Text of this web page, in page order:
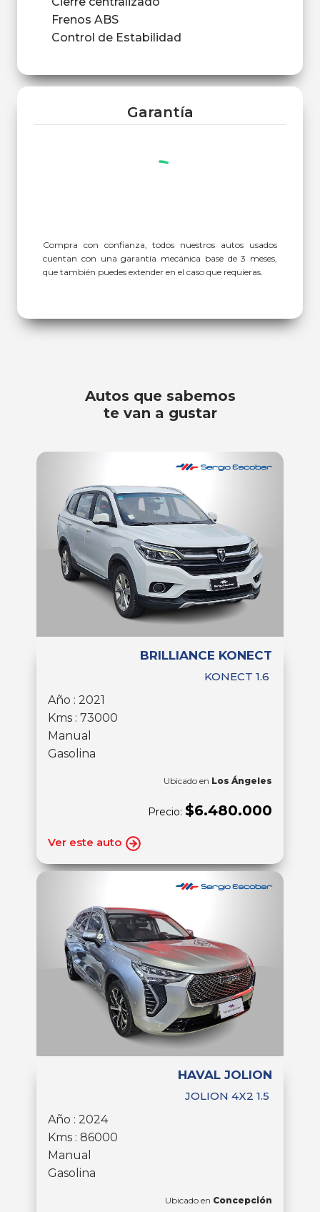
Frenos ABS
Control de Estabilidad
Garantía
Compra con confianza, todos nuestros autos usados
cuentan con una garantía mecánica base de 3 meses,
que también puedes extender en el caso que requieras.
Autos que sabemos
te van a gustar
BRILLIANCE KONECT
KONECT 1.6
Año : 2021
Kms : 73000
Manual
Gasolina
Ubicado en Los Ángeles
Precio: $6.480.000
Ver este auto
HAVAL JOLION
JOLION 4X2 1.5
Año : 2024
Kms : 86000
Manual
Gasolina
Ubicado en Concepción